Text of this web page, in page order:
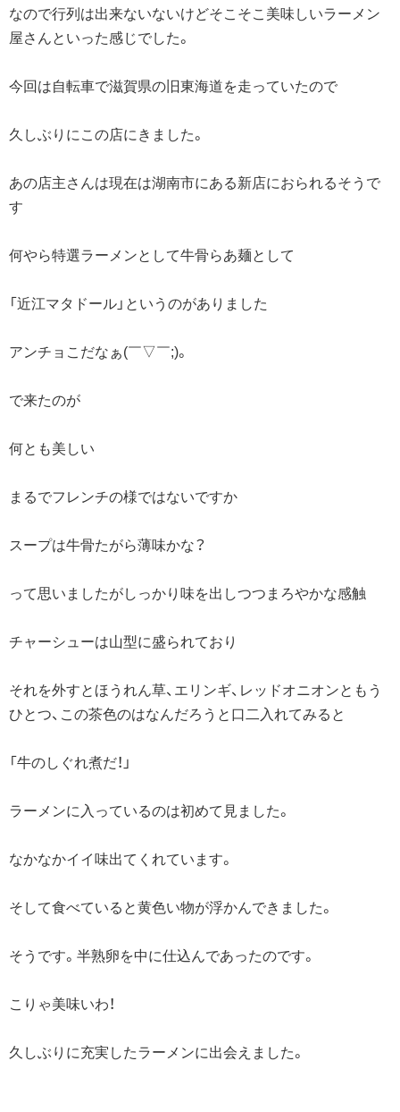
なので行列は出来ないないけどそこそこ美味しいラーメン
屋さんといった感じでした。
今回は自転車で滋賀県の旧東海道を走っていたので
久しぶりにこの店にきました。
あの店主さんは現在は湖南市にある新店におられるそうで
す
何やら特選ラーメンとして牛骨らあ麺として
「近江マタドール」というのがありました
アンチョこだなぁ(￣▽￣;)。
で来たのが
何とも美しい
まるでフレンチの様ではないですか
スープは牛骨たがら薄味かな？
って思いましたがしっかり味を出しつつまろやかな感触
チャーシューは山型に盛られており
それを外すとほうれん草、エリンギ、レッドオニオンともう
ひとつ、この茶色のはなんだろうと口二入れてみると
「牛のしぐれ煮だ！」
ラーメンに入っているのは初めて見ました。
なかなかイイ味出てくれています。
そして食べていると黄色い物が浮かんできました。
そうです。半熟卵を中に仕込んであったのです。
こりゃ美味いわ！
久しぶりに充実したラーメンに出会えました。